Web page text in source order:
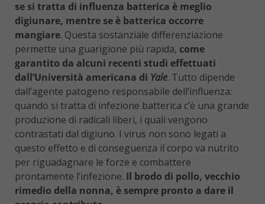
se si tratta di influenza batterica è meglio
digiunare, mentre se è batterica occorre
mangiare. Questa sostanziale differenziazione
permette una guarigione più rapida, come
garantito da alcuni recenti studi effettuati
dall’Università americana di Yale. Tutto dipende
dall’agente patogeno responsabile dell’influenza:
quando si tratta di infezione batterica c’è una grande
produzione di radicali liberi, i quali vengono
contrastati dal digiuno. I virus non sono legati a
questo effetto e di conseguenza il corpo va nutrito
per riguadagnare le forze e combattere
prontamente l’infezione. Il brodo di pollo, vecchio
rimedio della nonna, è sempre pronto a dare il